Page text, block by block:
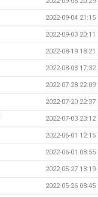
2022-09-04 21:15
2022-09-03 20:11
2022-08-19 18:21
2022-08-03 17:32
2022-07-28 22:09
2022-07-20 22:37
2022-07-03 23:12
2022-06-01 12:15
2022-06-01 08:55
2022-05-27 13:19
2022-05-26 08:45